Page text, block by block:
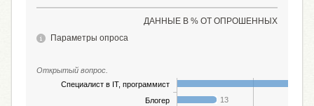
ДАННЫЕ В % ОТ ОПРОШЕННЫХ
Параметры опроса
Открытый вопрос.
Специалист в IT, программист
Блогер 13